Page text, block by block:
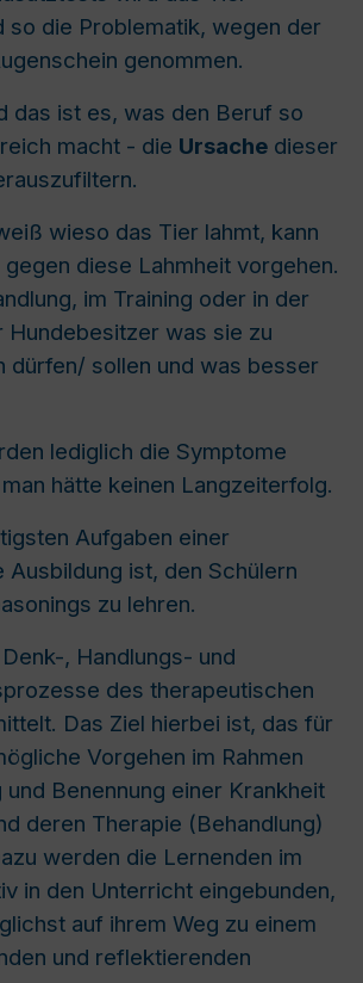
so die Problematik, wegen der
genommen.
das ist es, was den Beruf so
macht - die Ursache dieser
wieso das Tier lahmt, kann
diese Lahmheit vorgehen.
im Training oder in der
Hundebesitzer was sie zu
dürfen/ sollen und was besser
lediglich die Symptome
hätte keinen Langzeiterfolg.
Aufgaben einer
Ausbildung ist, den Schülern
zu lehren.
, Handlungs- und
des therapeutischen
Das Ziel hierbei ist, das für
ögliche Vorgehen im Rahmen
und Benennung einer Krankheit
deren Therapie (Behandlung)
werden die Lernenden im
in den Unterricht eingebunden,
glichst auf ihrem Weg zu einem
und reflektierenden